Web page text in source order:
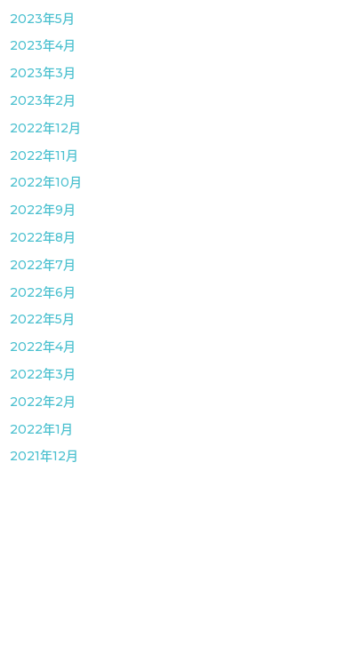
2023年5月
2023年4月
2023年3月
2023年2月
2022年12月
2022年11月
2022年10月
2022年9月
2022年8月
2022年7月
2022年6月
2022年5月
2022年4月
2022年3月
2022年2月
2022年1月
2021年12月